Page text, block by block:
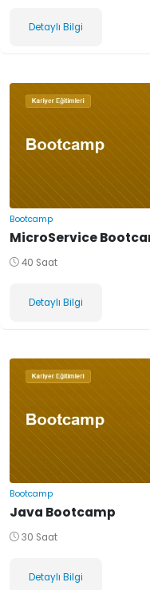
Detaylı Bilgi
Bootcamp
MicroService
40 Saat
Detaylı Bilgi
Bootcamp
Java Bootcamp
30 Saat
Detaylı Bilgi